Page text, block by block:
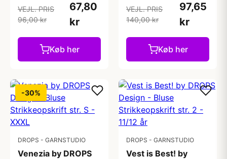
VEJL. PRIS
96,00 kr
67,80
kr
Køb her
VEJL. PRIS
140,00 kr
97,65
kr
Køb her
-30%
DROPS - GARNSTUDIO
Venezia by DROPS
DROPS - GARNSTUDIO
Vest is Best! by